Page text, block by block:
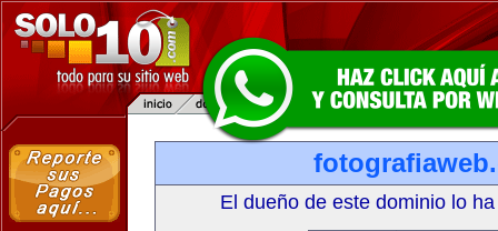
El dueño de este dominio lo